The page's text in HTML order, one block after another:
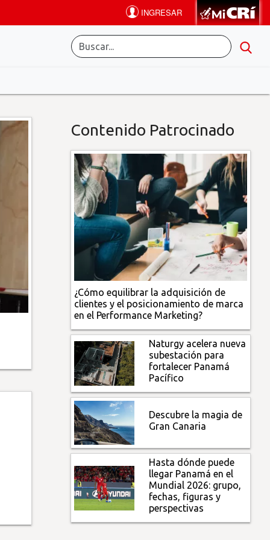
Contenido Patrocinado
¿Cómo equilibrar la adquisición de
clientes y el posicionamiento de marca
en el Performance Marketing?
Naturgy acelera nueva
subestación para
fortalecer Panamá
Pacífico
Descubre la magia de
Gran Canaria
Hasta dónde puede
llegar Panamá en el
Mundial 2026: grupo,
fechas, figuras y
perspectivas